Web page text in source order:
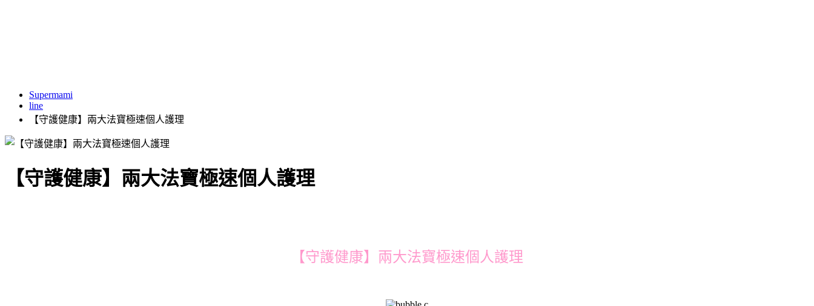
Supermami
line
【守護健康】兩大法寶極速個人護理
【守護健康】兩大法寶極速個人護理
【守護健康】兩大法寶極速個人護理